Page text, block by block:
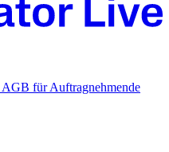
AGB für Auftragnehmende